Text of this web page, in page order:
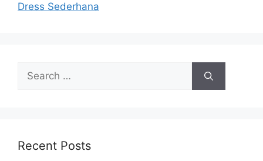
Dress Sederhana
Search
for:
Recent Posts